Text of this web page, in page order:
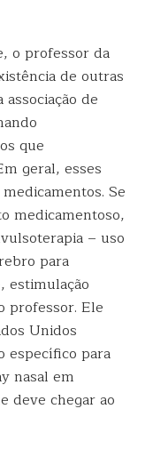
o professor da
de outras
de
que
geral, esses
Se
medicamentoso,
– uso
para
estimulação
professor. Ele
Unidos
específico para
nasal em
deve chegar ao